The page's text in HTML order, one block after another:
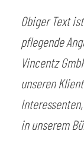
Obiger Text
pflegende
Vincentz
unseren
in unserem